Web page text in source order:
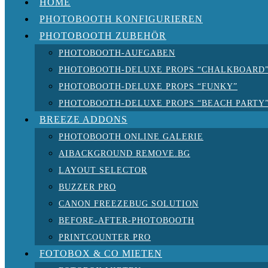
HOME
PHOTOBOOTH KONFIGURIEREN
PHOTOBOOTH ZUBEHÖR
PHOTOBOOTH-AUFGABEN
PHOTOBOOTH-DELUXE PROPS
PHOTOBOOTH-DELUXE PROPS “FUNKY”
PHOTOBOOTH-DELUXE PROPS “BEACH
BREEZE ADDONS
PHOTOBOOTH ONLINE GALERIE
AIBACKGROUND REMOVE.BG
LAYOUT SELECTOR
BUZZER PRO
CANON FREEZEBUG SOLUTION
BEFORE-AFTER-PHOTOBOOTH
PRINTCOUNTER PRO
FOTOBOX & CO MIETEN